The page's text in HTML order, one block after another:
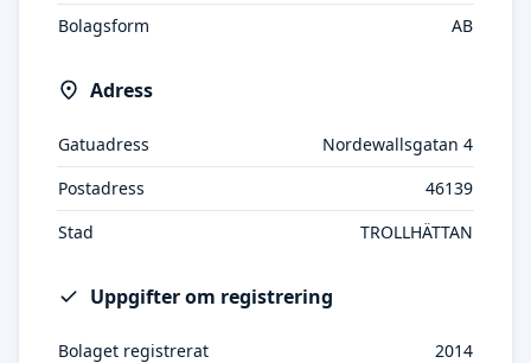
Bolagsform
AB
Adress
Gatuadress
Nordewallsgatan 4
Postadress
46139
Stad
TROLLHÄTTAN
Uppgifter om registrering
Bolaget registrerat
2014